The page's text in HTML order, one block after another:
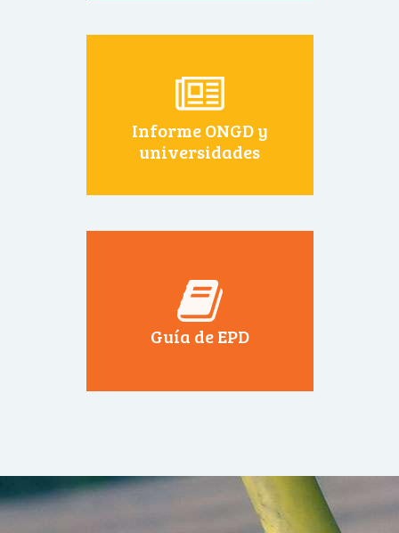
Informe ONGD y
universidades
Guía de EPD